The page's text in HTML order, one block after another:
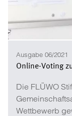
Ausgabe 06/2021
Online-Voting
Die FLÜWO
Wettbewerb